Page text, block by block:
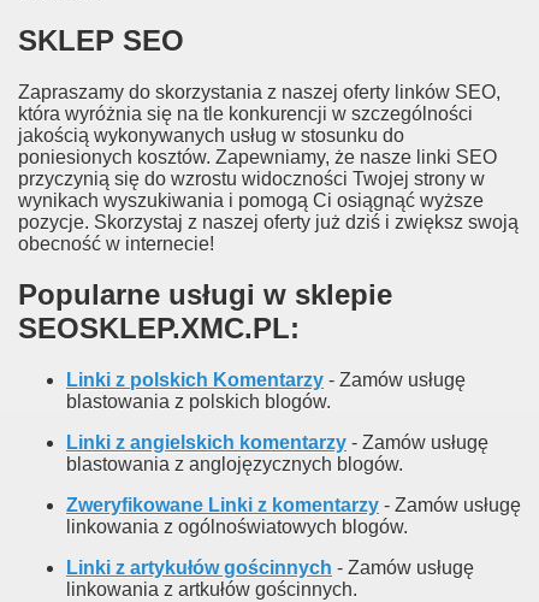
SKLEP SEO
Zapraszamy do skorzystania z naszej oferty linków SEO,
która wyróżnia się na tle konkurencji w szczególności
jakością wykonywanych usług w stosunku do
poniesionych kosztów. Zapewniamy, że nasze linki SEO
przyczynią się do wzrostu widoczności Twojej strony w
wynikach wyszukiwania i pomogą Ci osiągnąć wyższe
pozycje. Skorzystaj z naszej oferty już dziś i zwiększ swoją
obecność w internecie!
Popularne usługi w sklepie
SEOSKLEP.XMC.PL:
Linki z polskich Komentarzy - Zamów usługę
blastowania z polskich blogów.
Linki z angielskich komentarzy - Zamów usługę
blastowania z anglojęzycznych blogów.
Zweryfikowane Linki z komentarzy - Zamów usługę
linkowania z ogólnoświatowych blogów.
Linki z artykułów gościnnych - Zamów usługę
linkowania z artkułów gościnnych.